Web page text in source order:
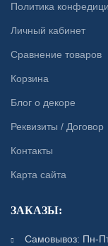
Политика
Личный кабинет
Сравнение товаров
Корзина
Блог о декоре
Реквизиты / Договор
Контакты
Карта сайта
ЗАКАЗЫ:
Самовывоз: Пн-